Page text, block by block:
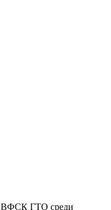
ВФСК ГТО среди